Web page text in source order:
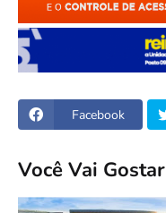
Facebook
Você Vai Gostar